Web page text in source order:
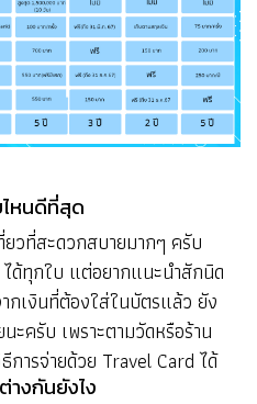
ไหนดีที่สุด
วที่สะดวกสบายมากๆ ครับ
ด้ทุกใบ แต่อยากแนะนำสักนิด
กเงินที่ต้องใส่ในบัตรแล้ว ยัง
ะครับ เพราะตามวัดหรือร้าน
การจ่ายด้วย Travel Card ได้
างกันยังไง